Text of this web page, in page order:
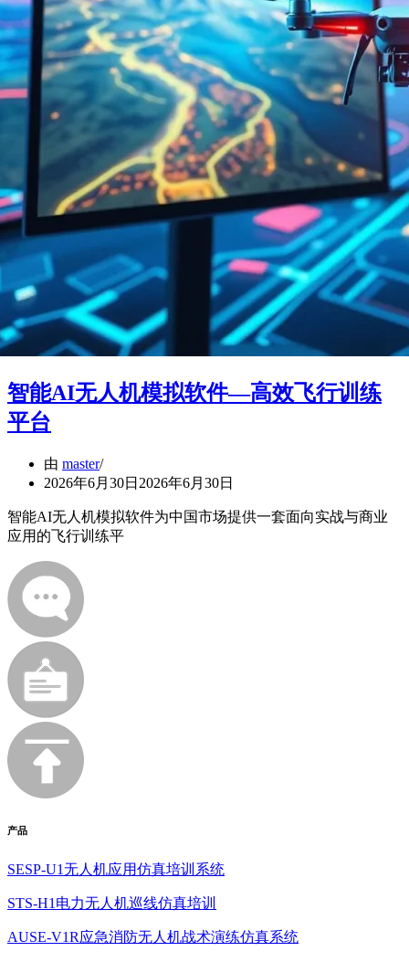
智能AI无人机模拟软件—高效飞行训练
平台
由 master
2026年6月30日 2026年6月30日
智能AI无人机模拟软件为中国市场提供一套面向实战与商业
应用的飞行训练平
产品
SESP-U1无人机应用仿真培训系统
STS-H1电力无人机巡线仿真培训
AUSE-V1R应急消防无人机战术演练仿真系统